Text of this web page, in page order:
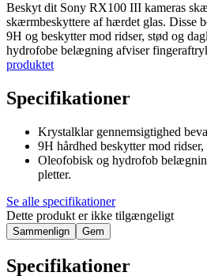
Beskyt dit Sony RX100 III kameras
skærmbeskyttere af hærdet glas. Disse
9H og beskytter mod ridser, stød og
hydrofobe belægning afviser
produktet
Specifikationer
Krystalklar gennemsigtighed
9H hårdhed beskytter mod
Oleofobisk og hydrofob
pletter.
Se alle specifikationer
Dette produkt er ikke tilgængeligt
Sammenlign Gem
Specifikationer